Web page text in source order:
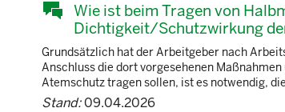
Wie ist beim Tragen von
Dichtigkeit/Schutzwirkung
Grundsätzlich hat der Arbeitgeber nach
Anschluss die dort vorgesehenen
Atemschutz tragen sollen, ist es notwendig,
Stand:09.04.2026